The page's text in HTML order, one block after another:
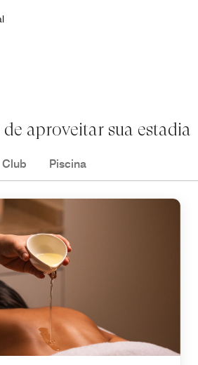
aproveitar sua estadia
Club Piscina